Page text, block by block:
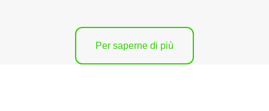
Per saperne di più